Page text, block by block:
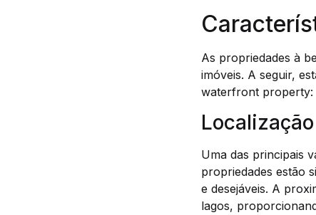
As propriedades à
imóveis. A seguir,
waterfront property:
Uma das principais
propriedades estão
e desejáveis. A
lagos,